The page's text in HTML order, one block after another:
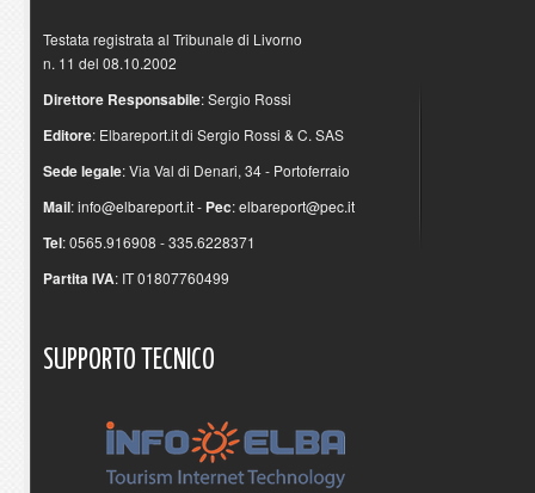
Testata registrata al Tribunale di Livorno
n. 11 del 08.10.2002
Direttore Responsabile: Sergio Rossi
Editore: Elbareport.it di Sergio Rossi & C. SAS
Sede legale: Via Val di Denari, 34 - Portoferraio
Mail:info@elbareport.it- Pec:elbareport@pec.it
Tel: 0565.916908 - 335.6228371
Partita IVA: IT 01807760499
SUPPORTO TECNICO